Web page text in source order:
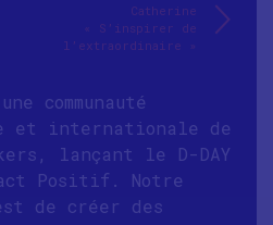
Catherine
« S’inspirer de
l’extraordinaire »
communauté
et internationale de
lançant le D-DAY
Positif. Notre
de créer des